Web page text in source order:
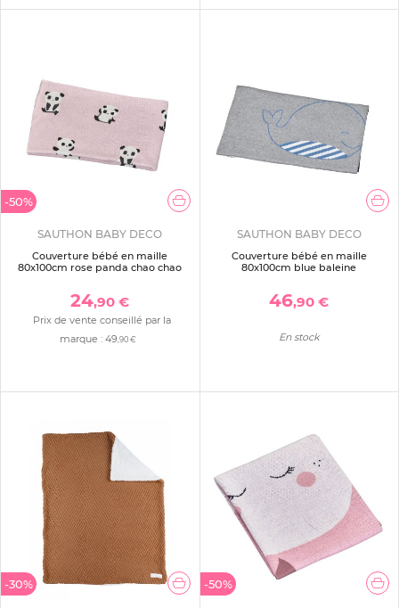
-50%
SAUTHON BABY DECO
Couverture bébé en maille
80x100cm rose panda chao chao
24,90 €
Prix de vente conseillé par la
marque :49,90 €
SAUTHON BABY DECO
Couverture bébé en maille
80x100cm blue baleine
46,90 €
En stock
-30% -50%